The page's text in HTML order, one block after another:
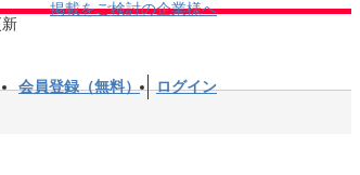
掲載をご検討の企業様へ
会員登録（無料） ログイン